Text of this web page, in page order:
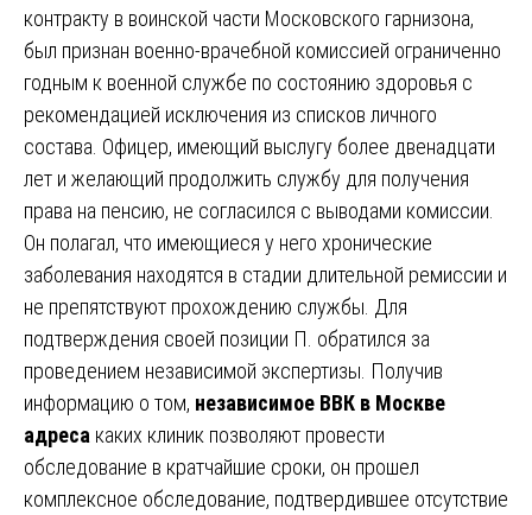
контракту в воинской части Московского гарнизона,
был признан военно-врачебной комиссией ограниченно
годным к военной службе по состоянию здоровья с
рекомендацией исключения из списков личного
состава. Офицер, имеющий выслугу более двенадцати
лет и желающий продолжить службу для получения
права на пенсию, не согласился с выводами комиссии.
Он полагал, что имеющиеся у него хронические
заболевания находятся в стадии длительной ремиссии и
не препятствуют прохождению службы. Для
подтверждения своей позиции П. обратился за
проведением независимой экспертизы. Получив
информацию о том, независимое ВВК в Москве
адреса каких клиник позволяют провести
обследование в кратчайшие сроки, он прошел
комплексное обследование, подтвердившее отсутствие